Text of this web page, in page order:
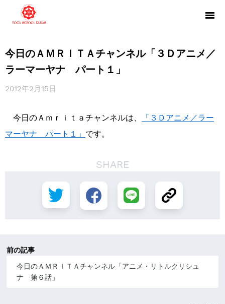
今日のＡＭＲＩＴＡチャンネル「３Ｄアニメ／
ラーマーヤナ パート１」
2012年2月15日
今日のＡｍｒｉｔａチャンネルは、
「３Ｄアニメ／ラー
マーヤナ パート１」 です。
SHARE
前の記事
今日のＡＭＲＩＴＡチャンネル「アニメ・リトルクリシュ
ナ 第６話」